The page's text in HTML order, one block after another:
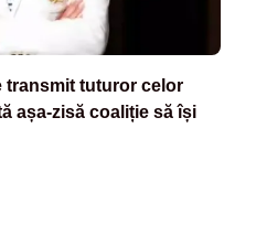
transmit tuturor celor
așa-zisă coaliție să își